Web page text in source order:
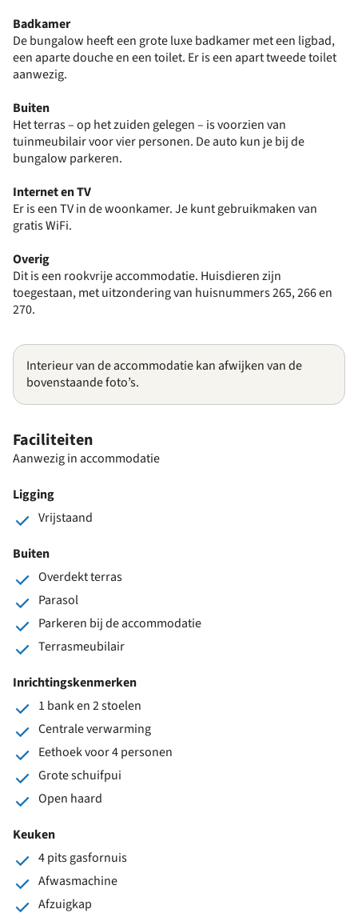
Badkamer
De bungalow heeft een grote luxe badkamer met een ligbad,
een aparte douche en een toilet. Er is een apart tweede toilet
aanwezig.
Buiten
Het terras – op het zuiden gelegen – is voorzien van
tuinmeubilair voor vier personen. De auto kun je bij de
bungalow parkeren.
Internet en TV
Er is een TV in de woonkamer. Je kunt gebruikmaken van
gratis WiFi.
Overig
Dit is een rookvrije accommodatie. Huisdieren zijn
toegestaan, met uitzondering van huisnummers 265, 266 en
270.
Interieur van de accommodatie kan afwijken van de
bovenstaande foto’s.
Faciliteiten
Aanwezig in accommodatie
Ligging
Vrijstaand
Buiten
Overdekt terras
Parasol
Parkeren bij de accommodatie
Terrasmeubilair
Inrichtingskenmerken
1 bank en 2 stoelen
Centrale verwarming
Eethoek voor 4 personen
Grote schuifpui
Open haard
Keuken
4 pits gasfornuis
Afwasmachine
Afzuigkap